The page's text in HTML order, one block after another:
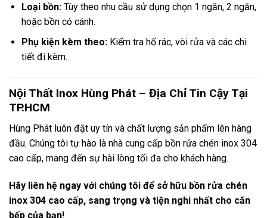
Loại bồn:Tùy theo nhu cầu sử dụng chọn 1 ngăn, 2 ngăn,
hoặc bồn có cánh.
Phụ kiện kèm theo:Kiểm tra hố rác, vòi rửa và các chi
tiết đi kèm.
Nội Thất Inox Hùng Phát – Địa Chỉ Tin Cậy Tại
TP.HCM
Hùng Phát luôn đặt uy tín và chất lượng sản phẩm lên hàng
đầu. Chúng tôi tự hào là nhà cung cấp bồn rửa chén inox 304
cao cấp, mang đến sự hài lòng tối đa cho khách hàng.
Hãy liên hệ ngay với chúng tôi để sở hữu bồn rửa chén
inox 304 cao cấp, sang trọng và tiện nghi nhất cho căn
bếp của bạn!